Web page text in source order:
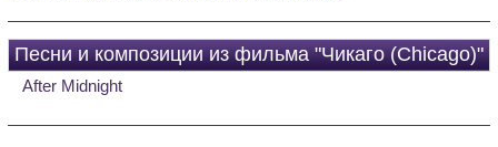
Песни и композиции из фильма "Чикаго (Chicago)"
After Midnight